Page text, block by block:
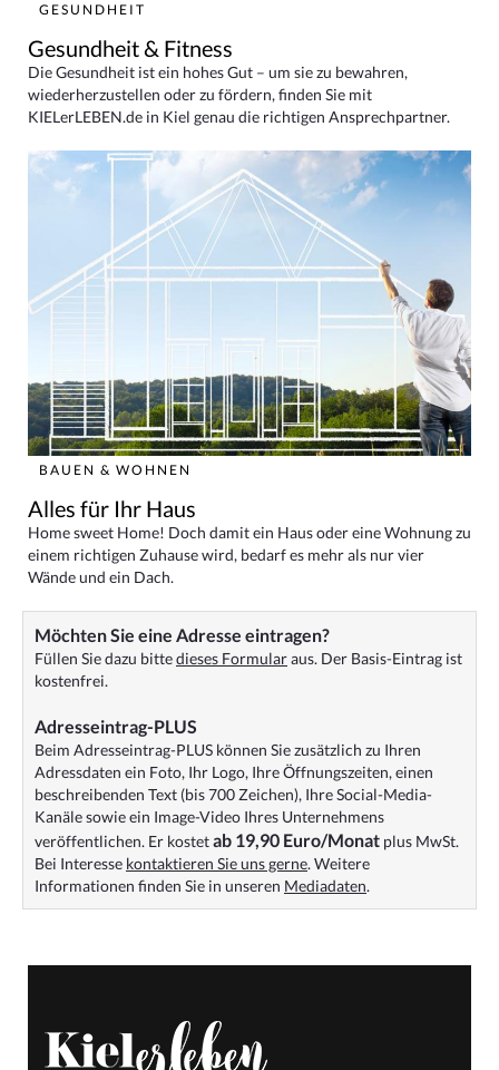
GESUNDHEIT
Gesundheit & Fitness
Die Gesundheit ist ein hohes Gut – um sie zu bewahren,
wiederherzustellen oder zu fördern, finden Sie mit
KIELerLEBEN.de in Kiel genau die richtigen Ansprechpartner.
BAUEN & WOHNEN
Alles für Ihr Haus
Home sweet Home! Doch damit ein Haus oder eine Wohnung zu
einem richtigen Zuhause wird, bedarf es mehr als nur vier
Wände und ein Dach.
Möchten Sie eine Adresse eintragen?
Füllen Sie dazu bittedieses Formularaus. Der Basis-Eintrag ist
kostenfrei.
Adresseintrag-PLUS
Beim Adresseintrag-PLUS können Sie zusätzlich zu Ihren
Adressdaten ein Foto, Ihr Logo, Ihre Öffnungszeiten, einen
beschreibenden Text (bis 700 Zeichen), Ihre Social-Media-
Kanäle sowie ein Image-Video Ihres Unternehmens
veröffentlichen. Er kostetab 19,90 Euro/Monat plus MwSt.
Bei Interesse kontaktieren Sie uns gerne. Weitere
Informationen finden Sie in unseren Mediadaten.